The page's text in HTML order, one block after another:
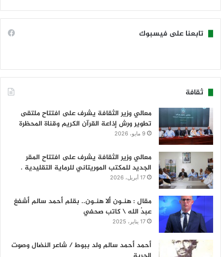
تابعنا على فيسبوك
ثقافة
معالي وزير الثقافة يشرف على افتتاح ملتقى
تطوير ورش إذاعة القرآن الكريم وقناة المحظرة
9 مايو، 2026
معالي وزير الثقافة يشرف على افتتاح المقر
الجديد للمكتب الموريتاني للرماية التقليدية .
17 أبريل، 2026
مقال : هنـون ألا هنـون.. بقلم أحمد سالم أشفغ
عبدُ الله \ كاتب صحفي
17 يناير، 2025
أحمد أحمد سالم ولد ببوط / شاعر النضال وصوت